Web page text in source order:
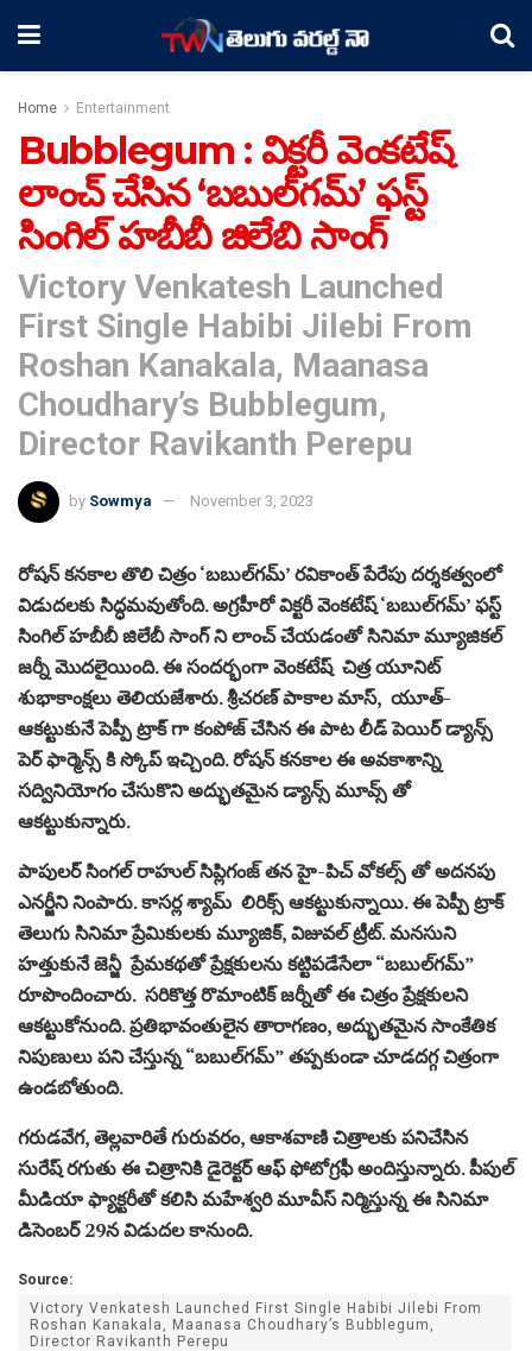
Home Entertainment
Bubblegum : విక్టరీ వెంకటేష్
లాంచ్ చేసిన ‘బబుల్‌గమ్’ ఫస్ట్
సింగిల్ హబీబీ జిలేబి సాంగ్
Victory Venkatesh Launched
First Single Habibi Jilebi From
Roshan Kanakala, Maanasa
Choudhary’s Bubblegum,
Director Ravikanth Perepu
by Sowmya November 3, 2023
రోషన్ కనకాల తొలి చిత్రం ‘బబుల్‌గమ్‌’ రవికాంత్ పేరేపు దర్శకత్వంలో
విడుదలకు సిద్ధమవుతోంది. అగ్రహీరో విక్టరీ వెంకటేష్ ‘బబుల్‌గమ్’ ఫస్ట్
సింగిల్ హబీబీ జిలేబీ సాంగ్ ని లాంచ్ చేయడంతో సినిమా మ్యూజికల్
జర్నీ మొదలైయింది. ఈ సందర్భంగా వెంకటేష్ చిత్ర యూనిట్
శుభాకాంక్షలు తెలియజేశారు. శ్రీచరణ్ పాకాల మాస్, యూత్-
ఆకట్టుకునే పెప్పీ ట్రాక్‌ గా కంపోజ్ చేసిన ఈ పాట లీడ్ పెయిర్ డ్యాన్స్
పెర్ ఫార్మెన్స్ కి స్కోప్ ఇచ్చింది. రోషన్ కనకాల ఈ అవకాశాన్ని
సద్వినియోగం చేసుకొని అద్భుతమైన డ్యాన్స్ మూవ్స్ తో
ఆకట్టుకున్నారు.
పాపులర్ సింగల్ రాహుల్ సిప్లిగంజ్ తన హై-పిచ్ వోకల్స్ తో అదనపు
ఎనర్జీని నింపారు. కాసర్ల శ్యామ్ లిరిక్స్ ఆకట్టుకున్నాయి. ఈ పెప్పీ ట్రాక్
తెలుగు సినిమా ప్రేమికులకు మ్యూజిక్, విజువల్ ట్రీట్. మనసుని
హత్తుకునే జెన్జీ ప్రేమకథతో ప్రేక్షకులను కట్టిపడేసేలా “బబుల్‌గమ్”
రూపొందించారు. సరికొత్త రొమాంటిక్ జర్నీతో ఈ చిత్రం ప్రేక్షకులని
ఆకట్టుకోనుంది. ప్రతిభావంతులైన తారాగణం, అద్భుతమైన సాంకేతిక
నిపుణులు పని చేస్తున్న “బబుల్‌గమ్” తప్పకుండా చూడదగ్గ చిత్రంగా
ఉండబోతుంది.
గరుడవేగ, తెల్లవారితే గురువరం, ఆకాశవాణి చిత్రాలకు పనిచేసిన
సురేష్ రగుతు ఈ చిత్రానికి డైరెక్టర్ ఆఫ్ ఫోటోగ్రఫీ అందిస్తున్నారు. పీపుల్
మీడియా ఫ్యాక్టరీతో కలిసి మహేశ్వరి మూవీస్ నిర్మిస్తున్న ఈ సినిమా
డిసెంబర్ 29న విడుదల కానుంది.
Source:
Victory Venkatesh Launched First Single Habibi Jilebi From
Roshan Kanakala, Maanasa Choudhary’s Bubblegum,
Director Ravikanth Perepu